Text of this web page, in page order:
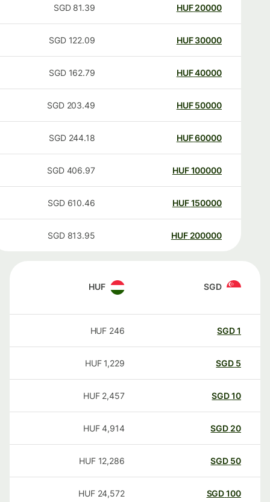
20000
HUF
81.39
SGD
30000
HUF
122.09
SGD
40000
HUF
162.79
SGD
50000
HUF
203.49
SGD
60000
HUF
244.18
SGD
100000
HUF
406.97
SGD
150000
HUF
610.46
SGD
200000
HUF
813.95
SGD
SGD
HUF
SGD
246
HUF
SGD
1,229
HUF
SGD
2,457
HUF
20
SGD
4,914
HUF
50
SGD
12,286
HUF
100
SGD
24,572
HUF